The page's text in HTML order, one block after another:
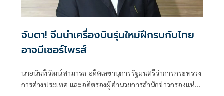
จับตา! จีนนำเครื่องบินรุ่นใหม่ฝึกรบกับไทย
อาจมีเซอร์ไพรส์
นายนันทิวัฒน์ สามารถ อดีตเลขานุการรัฐมนตรีว่าการกระทรวง
การต่างประเทศ และอดีตรองผู้อำนวยการสำนักข่าวกรองแห่ง